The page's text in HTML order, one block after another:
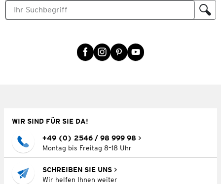
WIR SIND FÜR SIE DA!
+49 (0) 2546 / 98 999 98
Montag bis Freitag 8–18 Uhr
SCHREIBEN SIE UNS
Wir helfen Ihnen weiter